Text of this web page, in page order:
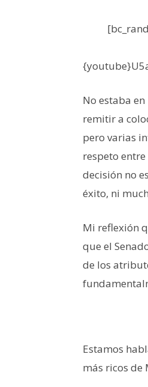
No estaba
remitir a
pero varias
respeto
decisión no
éxito, ni
Mi reflexión
que el
de los
Estamos
más ricos de